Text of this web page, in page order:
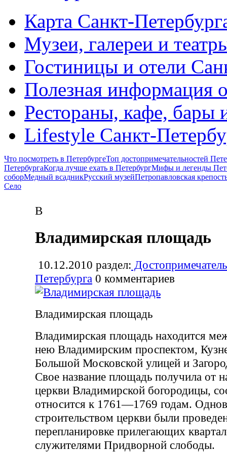
Карта Санкт-
Музеи, галереи и
Гостиницы и отели
Полезная информация
Рестораны, кафе, бары
Lifestyle Санкт-
Что посмотреть в ПетербургеТоп достопримечательностей
ПетербургаКогда лучше ехать в ПетербургМифы и легенды
соборМедный всадникРусский музейПетропавловская
Село
В
Владимирская площадь
10.12.2010 раздел:
Петербурга 0 комментариев
Владимирская площадь
Владимирская площадь находится
нею Владимирским проспектом,
Большой Московской улицей и
Свое название площадь получила от
церкви Владимирской богородицы,
относится к 1761—1769 годам.
строительством церкви были
перепланировке прилегающих
служителями Придворной слободы.